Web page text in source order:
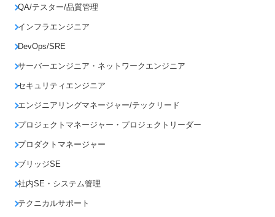
QA/テスター/品質管理
インフラエンジニア
DevOps/SRE
サーバーエンジニア・ネットワークエンジニア
セキュリティエンジニア
エンジニアリングマネージャー/テックリード
プロジェクトマネージャー・プロジェクトリーダー
プロダクトマネージャー
ブリッジSE
社内SE・システム管理
テクニカルサポート